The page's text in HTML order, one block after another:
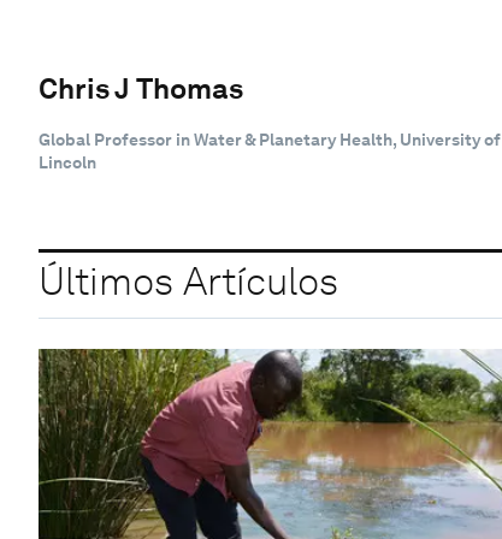
Chris J Thomas
Global Professor in Water & Planetary Health, University of
Lincoln
Últimos Artículos